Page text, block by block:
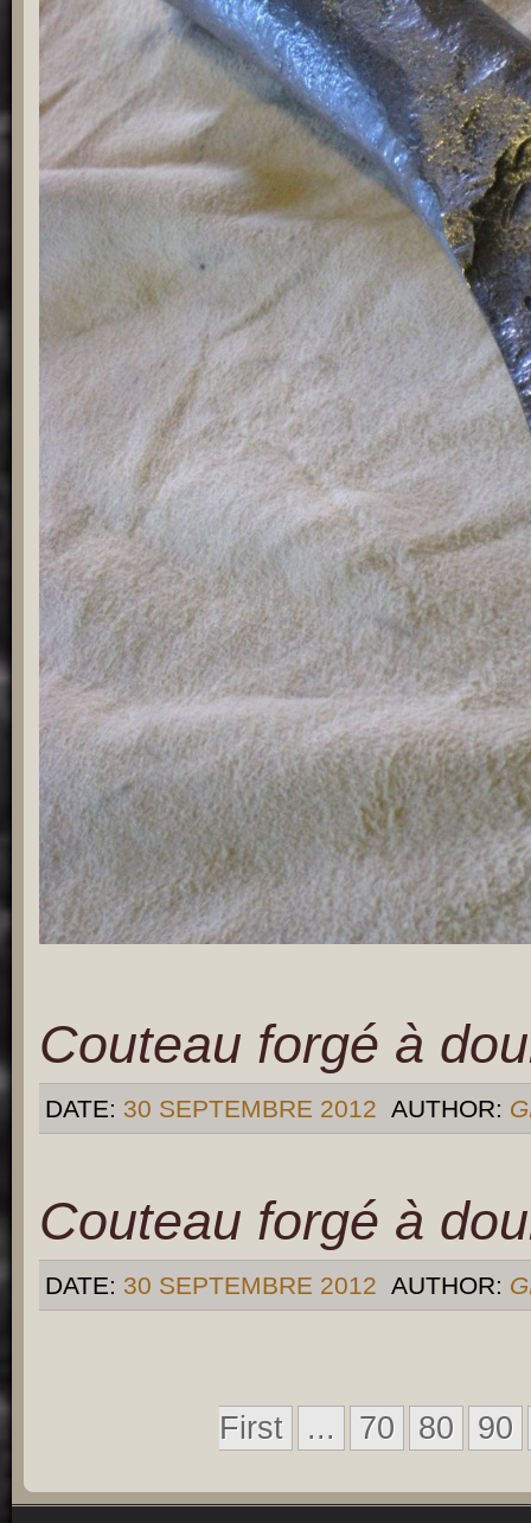
Couteau forgé à
DATE: 30 SEPTEMBRE 2012 AUTHOR:
Couteau forgé à
DATE: 30 SEPTEMBRE 2012 AUTHOR:
First ... 70 80 90